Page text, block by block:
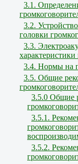
3.1.
3.2.
головки
3.3.
3.4. Нормы на
3.5. Общие
3.5.0 Общие
3.5.1.
3.5.2.